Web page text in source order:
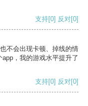
支持[0] 反对[0]
不会出现卡顿、掉线的情
，我的游戏水平提升了
支持[0] 反对[0]